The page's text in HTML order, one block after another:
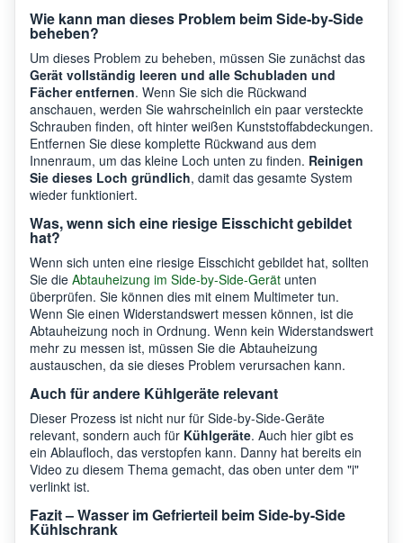
Wie kann man dieses Problem beim Side-by-Side
beheben?
Um dieses Problem zu beheben, müssen Sie zunächst das
Gerät vollständig leeren und alle Schubladen und
Fächer entfernen. Wenn Sie sich die Rückwand
anschauen, werden Sie wahrscheinlich ein paar versteckte
Schrauben finden, oft hinter weißen Kunststoffabdeckungen.
Entfernen Sie diese komplette Rückwand aus dem
Innenraum, um das kleine Loch unten zu finden. Reinigen
Sie dieses Loch gründlich, damit das gesamte System
wieder funktioniert.
Was, wenn sich eine riesige Eisschicht gebildet
hat?
Wenn sich unten eine riesige Eisschicht gebildet hat, sollten
Sie die Abtauheizung im Side-by-Side-Gerät unten
überprüfen. Sie können dies mit einem Multimeter tun.
Wenn Sie einen Widerstandswert messen können, ist die
Abtauheizung noch in Ordnung. Wenn kein Widerstandswert
mehr zu messen ist, müssen Sie die Abtauheizung
austauschen, da sie dieses Problem verursachen kann.
Auch für andere Kühlgeräte relevant
Dieser Prozess ist nicht nur für Side-by-Side-Geräte
relevant, sondern auch für Kühlgeräte. Auch hier gibt es
ein Ablaufloch, das verstopfen kann. Danny hat bereits ein
Video zu diesem Thema gemacht, das oben unter dem "i"
verlinkt ist.
Fazit – Wasser im Gefrierteil beim Side-by-Side
Kühlschrank